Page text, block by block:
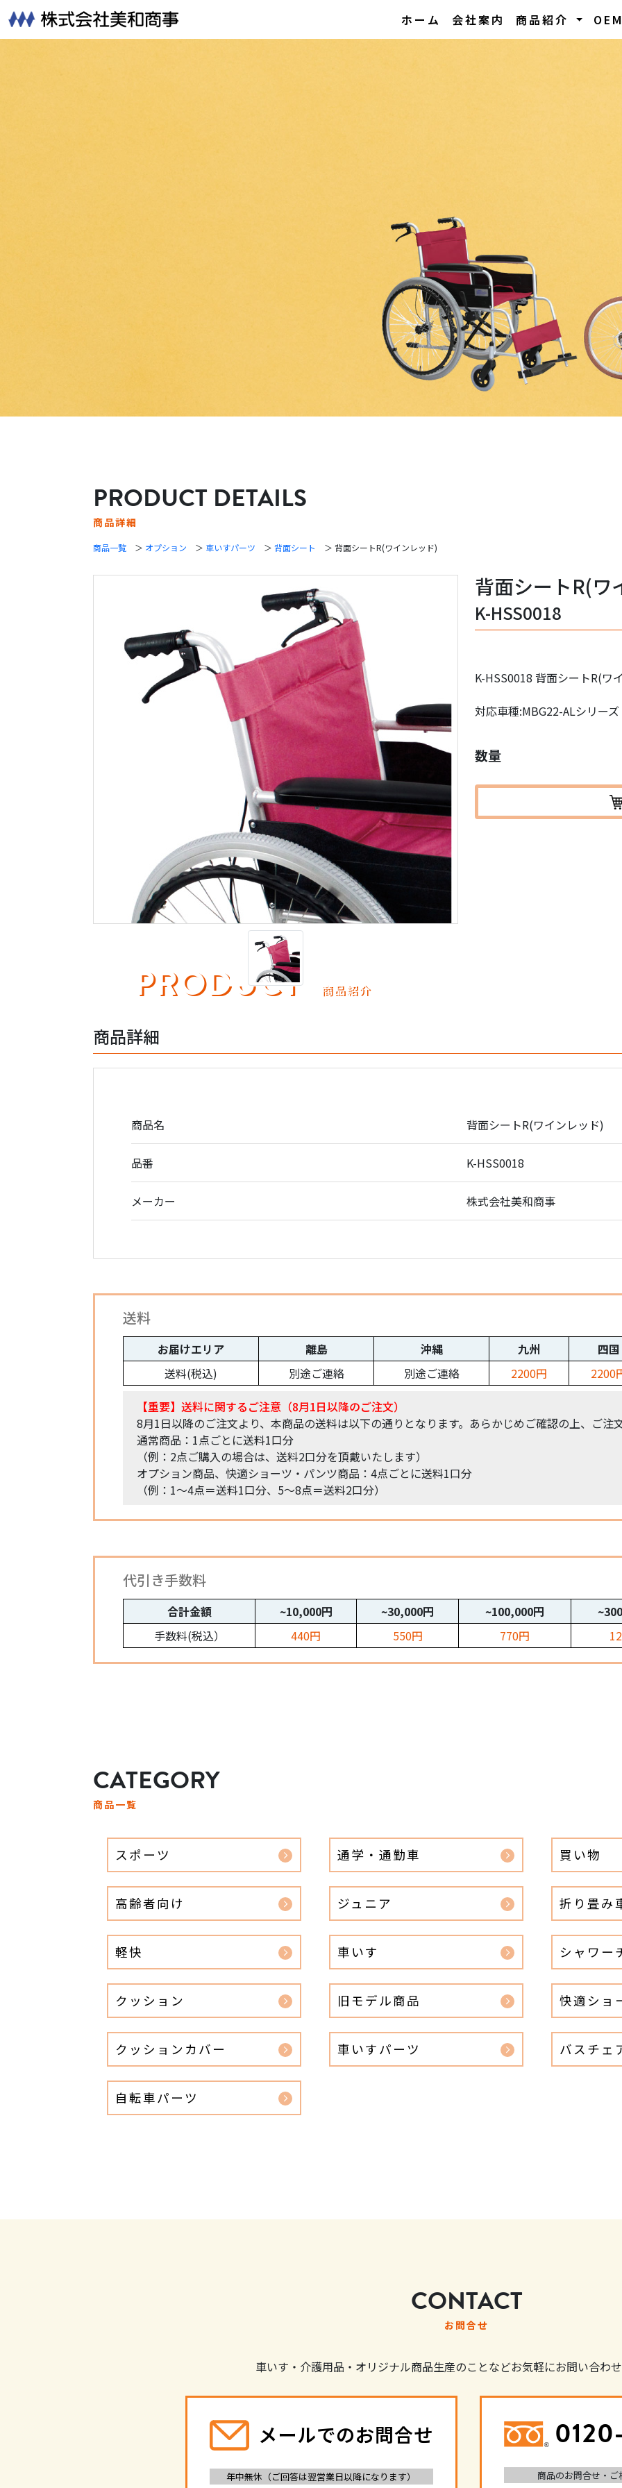
ホーム 会社案内 商品紹介
PRODUCT 商品紹介
PRODUCT DETAILS
商品詳細
商品一覧 ＞ オプション ＞ 車いすパーツ ＞ 背面シート ＞ 背面シートR(ワインレッド)
背面シートR(ワ
K-HSS0018
K-HSS0018 背面シートR(ワ
対応車種:MBG22-ALシリーズ
数量
商品詳細
商品名 背面シートR(ワインレッド)
品番 K-HSS0018
メーカー 株式会社美和商事
送料
お届けエリア 離島 沖縄 九州
四国
送料(税込)
別途ご連絡 別途ご連絡 2200円
2200
【重要】送料に関するご注意（8月1日以降のご注文）
8月1日以降のご注文より、本商品の送料は以下の通りとなります。あらかじめご確認の上、ご注
通常商品：1点ごとに送料1口分
（例：2点ご購入の場合は、送料2口分を頂戴いたします）
オプション商品、快適ショーツ・パンツ商品：4点ごとに送料1口分
（例：1〜4点＝送料1口分、5〜8点＝送料2口分）
代引き手数料
合計金額 ~10,000円 ~30,000円 ~100,000円
手数料(税込）
440円 550円 770円
CATEGORY
商品一覧
スポーツ 通学・通勤車 買い物
高齢者向け ジュニア 折り畳み
軽快 車いす シャワー
クッション 旧モデル商品 快適ショ
クッションカバー 車いすパーツ バスチェ
自転車パーツ
CONTACT
お問合せ
車いす・介護用品・オリジナル商品生産のことなどお気軽にお問い合わ
メールでのお問合せ
年中無休（ご回答は翌営業日以降になります） 商品のお問合せ・